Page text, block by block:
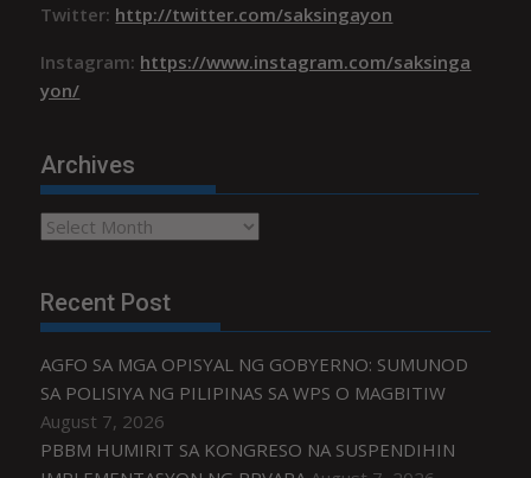
Twitter: http://twitter.com/saksingayon
Instagram: https://www.instagram.com/saksinga
yon/
Archives
Archives
Recent Post
AGFO SA MGA OPISYAL NG GOBYERNO: SUMUNOD
SA POLISIYA NG PILIPINAS SA WPS O MAGBITIW
August 7, 2026
PBBM HUMIRIT SA KONGRESO NA SUSPENDIHIN